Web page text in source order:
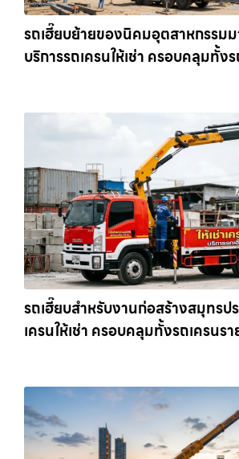
รถเฮี๊ยบย้ายของนิคมอุตสาหกรรม
บริการรถเครนให้เช่า ครอบคลุมทั้ง
รถเฮี๊ยบสำหรับงานก่อสร้างสมุทรป
เครนให้เช่า ครอบคลุมทั้งรถเครนร